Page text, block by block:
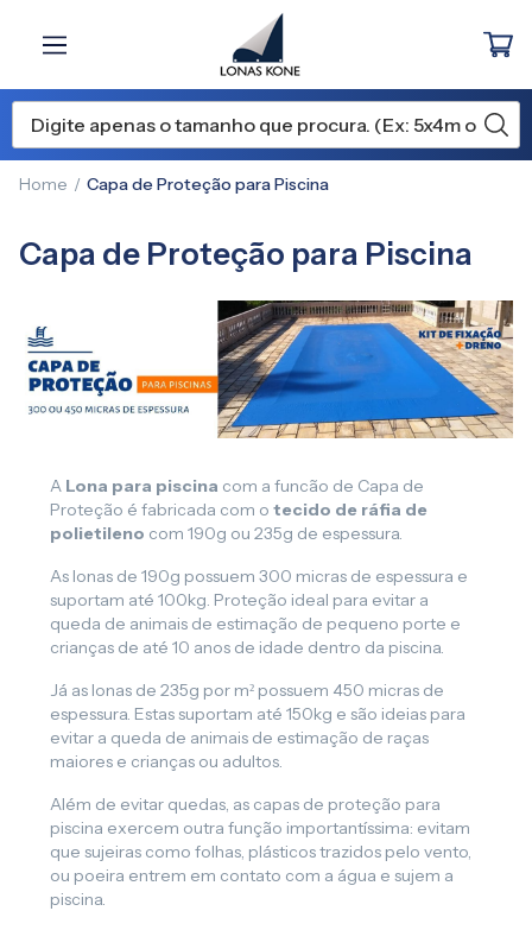
Home Capa de Proteção para Piscina
Capa de Proteção para Piscina
A Lona para piscina com a funcão de Capa de
Proteção é fabricada com o tecido de ráfia de
polietileno com 190g ou 235g de espessura.
As lonas de 190g possuem 300 micras de espessura e
suportam até 100kg. Proteção ideal para evitar a
queda de animais de estimação de pequeno porte e
crianças de até 10 anos de idade dentro da piscina.
Já as lonas de 235g por m² possuem 450 micras de
espessura. Estas suportam até 150kg e são ideias para
evitar a queda de animais de estimação de raças
maiores e crianças ou adultos.
Além de evitar quedas, as capas de proteção para
piscina exercem outra função importantíssima: evitam
que sujeiras como folhas, plásticos trazidos pelo vento,
ou poeira entrem em contato com a água e sujem a
piscina.